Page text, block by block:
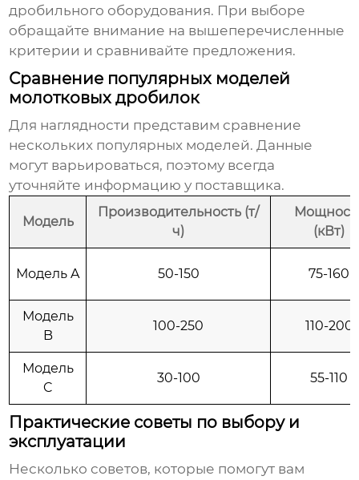
дробильного оборудования. При выборе
обращайте внимание на вышеперечисленные
критерии и сравнивайте предложения.
Сравнение популярных моделей
молотковых дробилок
Для наглядности представим сравнение
нескольких популярных моделей. Данные
могут варьироваться, поэтому всегда
уточняйте информацию у поставщика.
Модель
Производительность (т/
ч)
(кВт)
Модель A 50-150 75-160
Модель
B
100-250 110-200
Модель
C
30-100 55-110
Практические советы по выбору и
эксплуатации
Несколько советов, которые помогут вам